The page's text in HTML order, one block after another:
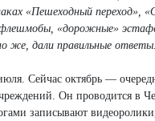
«Пешеходный переход»,
флешмобы, «дорожные»
же, дали правильные ответы.
Сейчас октябрь —
Он проводится в
записывают